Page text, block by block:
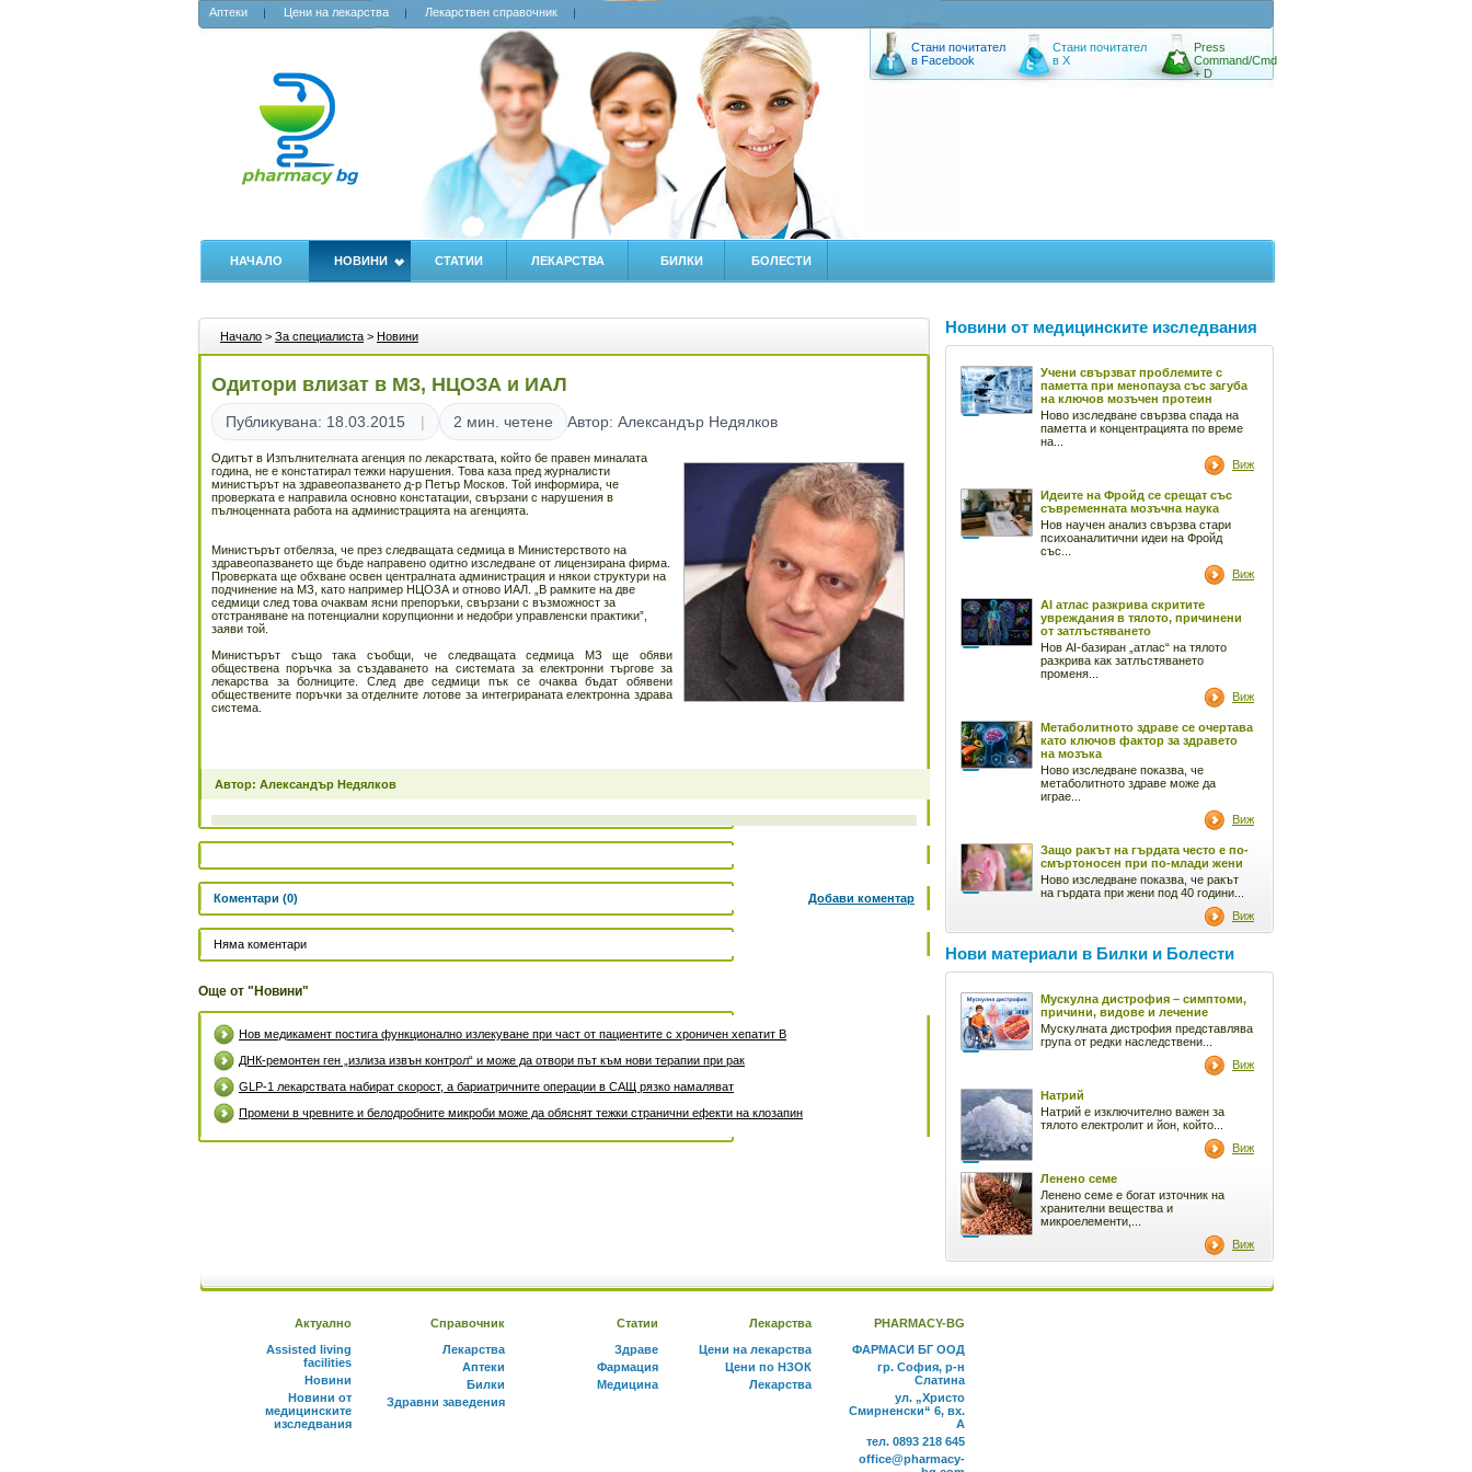
Аптеки Цени на лекарства Лекарствен справочник
Стани почитател
в Facebook
Стани почитател
в X
Press
Command/Cmd
+ D
НАЧАЛО НОВИНИ СТАТИИ ЛЕКАРСТВА БИЛКИ БОЛЕСТИ
Начало > За специалиста > Новини
Одитори влизат в МЗ, НЦОЗА и ИАЛ
Публикувана: 18.03.2015 2 мин. четене Автор: Александър Недялков
Одитът в Изпълнителната агенция по лекарствата, който бе правен миналата
година, не е констатирал тежки нарушения. Това каза пред журналисти
министърът на здравеопазването д-р Петър Москов. Той информира, че
проверката е направила основно констатации, свързани с нарушения в
пълноценната работа на администрацията на агенцията.
Министърът отбеляза, че през следващата седмица в Министерството на
здравеопазването ще бъде направено одитно изследване от лицензирана фирма.
Проверката ще обхване освен централната администрация и някои структури на
подчинение на МЗ, като например НЦОЗА и отново ИАЛ. „В рамките на две
седмици след това очаквам ясни препоръки, свързани с възможност за
отстраняване на потенциални корупционни и недобри управленски практики”,
заяви той.
Министърът също така съобщи, че следващата седмица МЗ ще обяви
обществена поръчка за създаването на системата за електронни търгове за
лекарства за болниците. След две седмици пък се очаква бъдат обявени
обществените поръчки за отделните лотове за интегрираната електронна здрава
система.
Автор: Александър Недялков
Коментари (0) Добави коментар
Няма коментари
Още от "Новини"
Нов медикамент постига функционално излекуване при част от пациентите с хроничен хепатит B
ДНК-ремонтен ген „излиза извън контрол“ и може да отвори път към нови терапии при рак
GLP-1 лекарствата набират скорост, а бариатричните операции в САЩ рязко намаляват
Промени в чревните и белодробните микроби може да обяснят тежки странични ефекти на клозапин
Новини от медицинските изследвания
Учени свързват проблемите с
паметта при менопауза със загуба
на ключов мозъчен протеин
Ново изследване свързва спада на
паметта и концентрацията по време
на...
Виж
Идеите на Фройд се срещат със
съвременната мозъчна наука
Нов научен анализ свързва стари
психоаналитични идеи на Фройд
със...
Виж
AI атлас разкрива скритите
увреждания в тялото, причинени
от затлъстяването
Нов AI-базиран „атлас“ на тялото
разкрива как затлъстяването
променя...
Виж
Метаболитното здраве се очертава
като ключов фактор за здравето
на мозъка
Ново изследване показва, че
метаболитното здраве може да
играе...
Виж
Защо ракът на гърдата често е по-
смъртоносен при по-млади жени
Ново изследване показва, че ракът
на гърдата при жени под 40 години...
Виж
Нови материали в Билки и Болести
Мускулна дистрофия – симптоми,
причини, видове и лечение
Мускулната дистрофия представлява
група от редки наследствени...
Виж
Натрий
Натрий е изключително важен за
тялото електролит и йон, който...
Виж
Ленено семе
Ленено семе е богат източник на
хранителни вещества и
микроелементи,...
Виж
Актуално
Assisted living
facilities
Новини
Новини от
медицинските
изследвания
Справочник
Лекарства
Аптеки
Билки
Здравни заведения
Статии
Здраве
Фармация
Медицина
Лекарства
Цени на лекарства
Цени по НЗОК
Лекарства
PHARMACY-BG
ФАРМАСИ БГ ООД
гр. София, р-н
Слатина
ул. „Христо
Смирненски“ 6, вх.
А
тел. 0893 218 645
office@pharmacy-